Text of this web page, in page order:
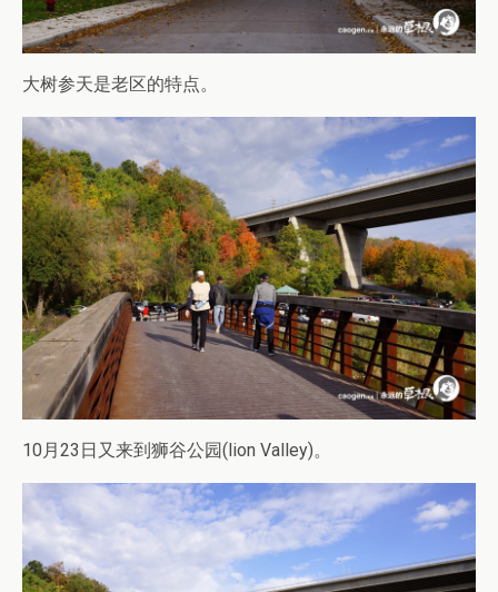
大树参天是老区的特点。
10月23日又来到狮谷公园(lion Valley)。